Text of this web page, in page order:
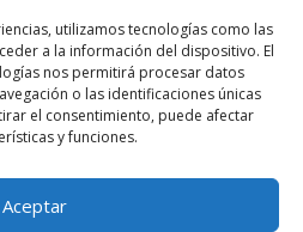
utilizamos tecnologías como las
a la información del dispositivo. El
nos permitirá procesar datos
o las identificaciones únicas
el consentimiento, puede afectar
y funciones.
Aceptar
profesores preparando a
Aptis